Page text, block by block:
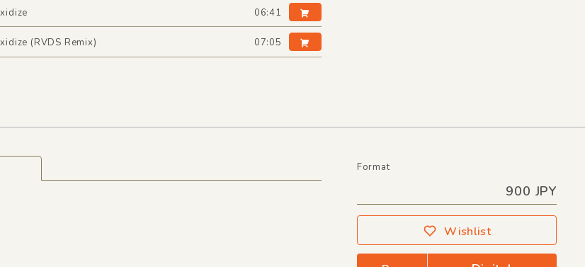
06:41
(RVDS Remix) 07:05
Format
900 JPY
Wishlist